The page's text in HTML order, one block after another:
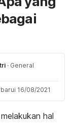
· General
16/08/2021
hal